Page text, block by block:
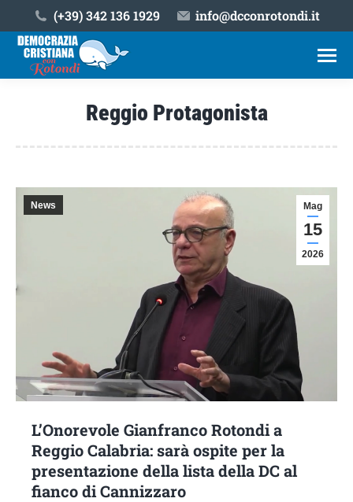
(+39) ‎342 136 1929 info@dcconrotondi.it
Reggio Protagonista
Mag
15
2026
News
L’Onorevole Gianfranco Rotondi a
Reggio Calabria: sarà ospite per la
presentazione della lista della DC al
fianco di Cannizzaro